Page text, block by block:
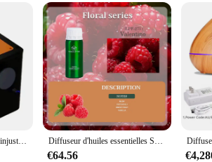
to operate. The performance and property of
they are an investment in your health and
Humidificateur à ultrasons injuste, générateur de brume, machine à brouillard pour serre, plante, sites commerciaux, paysage, parc, sécuritaires, 5000 ml/h Diffuseur d'huiles essentielles STE, machine d'aromathérapie, série de parfum, décor, meilleur savoir, livraison gratuite
€64.56